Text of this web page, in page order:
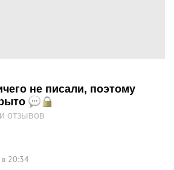
не писали, поэтому
отзывов
20:34